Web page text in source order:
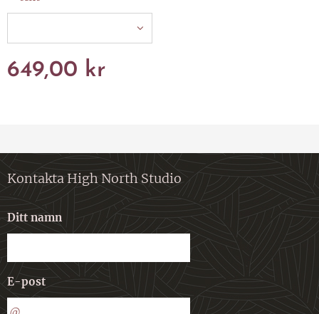
649,00 kr
Kontakta High North Studio
Ditt namn
E-post